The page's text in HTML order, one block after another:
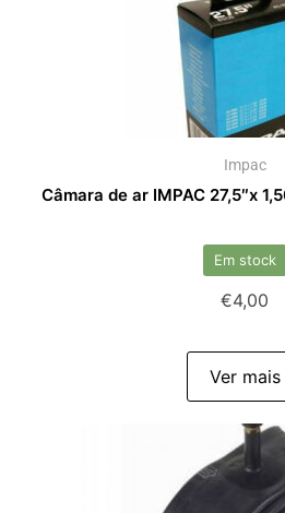
Impac
Câmara de ar IMPAC 27,5″x
Em stock
€4,00
Ver mais